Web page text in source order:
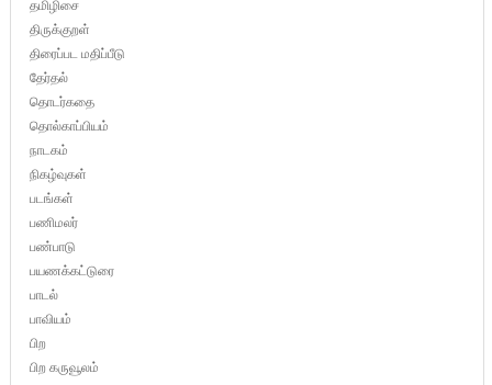
தமிழிசை
திருக்குறள்
திரைப்பட மதிப்பீடு
தேர்தல்
தொடர்கதை
தொல்காப்பியம்
நாடகம்
நிகழ்வுகள்
படங்கள்
பணிமலர்
பண்பாடு
பயணக்கட்டுரை
பாடல்
பாவியம்
பிற
பிற கருவூலம்